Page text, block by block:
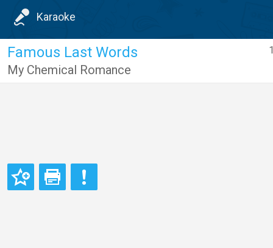
Karaoke
Famous Last Words
My Chemical Romance